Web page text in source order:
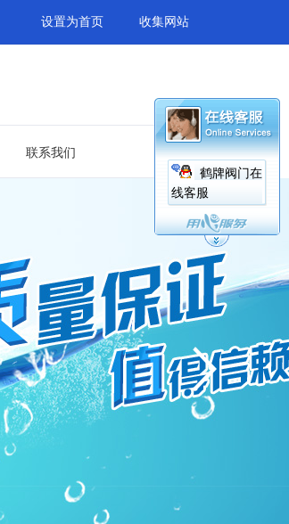
鹤牌阀门在
线客服
设置为首页 收集网站
联系我们